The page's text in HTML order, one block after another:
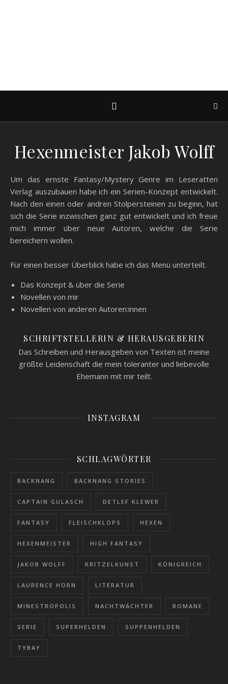
Hexenmeister Jakob Wolff
Um das ernste Fantasy/Mystery Genre im Leseratten
Verlag auszubauen habe ich ein Serien-Konzept entwickelt.
Nach den einen oder andren Stolpersteinen zu beginn, hat
sich die Serie inzwischen ganz gut entwickelt und ich freue
mich immer über neue Autoren, welche die Serie
bereichern wollen.
Für einen besser Überblick habe ich das Menü unterteilt.
Das Konzept & über die Serie
Novellen von mir
Novellen von anderen Autoren:innen
SCHRIFTSTELLERIN & HERAUSGEBERIN
Das Schreiben und Herausgeben von Texten ist meine
größte Leidenschaft die mein toleranter und liebevolle
Ehemann mit mir teilt.
INSTAGRAM
SCHLAGWÖRTER
BACKNANG BACKNANG STORIES
CAPTAIN GULASCH DETLEF KLEWER
FANTASY FLEISCHKLOPS HEXEN
HEXENMEISTER HIGH FANTASY
JAKOB WOLFF KRITZELKUNST KÖNIGREICH
LAURENCE HORN LITERATUR
MINESTROPOLIS NACHTWÄCHTER ROMANE
SERIE SUPERHELDEN SUPPENHELDEN
TYBAY